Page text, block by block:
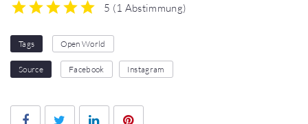
5 (1 Abstimmung)
Tags Open World
Source Facebook Instagram
FacebookTwitter LinkedIn